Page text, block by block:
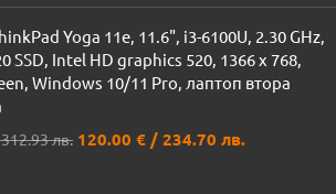
Yoga 11e, 11.6", i3-6100U, 2.30 GHz,
SSD, Intel HD graphics 520, 1366 x 768,
Windows 10/11 Pro, лаптоп втора
лв. 120.00 € / 234.70 лв.